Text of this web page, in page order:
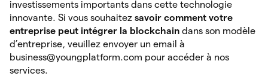
investissements importants dans cette technologie
innovante. Si vous souhaitez savoir comment votre
entreprise peut intégrer la blockchain dans son modèle
d’entreprise, veuillez envoyer un email à
business@youngplatform.com pour accéder à nos
services.